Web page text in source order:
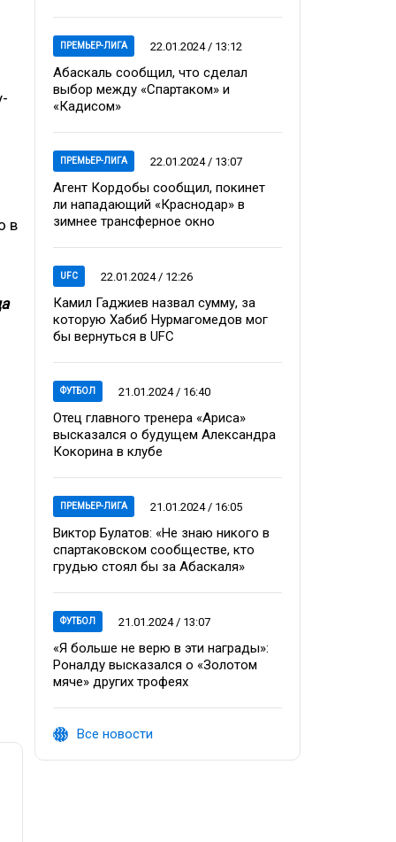
в
ПРЕМЬЕР-ЛИГА 22.01.2024 / 13:12
Абаскаль сообщил, что сделал
выбор между «Спартаком» и
«Кадисом»
ПРЕМЬЕР-ЛИГА 22.01.2024 / 13:07
Агент Кордобы сообщил, покинет
ли нападающий «Краснодар» в
зимнее трансферное окно
UFC 22.01.2024 / 12:26
Камил Гаджиев назвал сумму, за
которую Хабиб Нурмагомедов мог
бы вернуться в UFC
ФУТБОЛ 21.01.2024 / 16:40
Отец главного тренера «Ариса»
высказался о будущем Александра
Кокорина в клубе
ПРЕМЬЕР-ЛИГА 21.01.2024 / 16:05
Виктор Булатов: «Не знаю никого в
спартаковском сообществе, кто
грудью стоял бы за Абаскаля»
ФУТБОЛ 21.01.2024 / 13:07
«Я больше не верю в эти награды»:
Роналду высказался о «Золотом
мяче» других трофеях
Все новости